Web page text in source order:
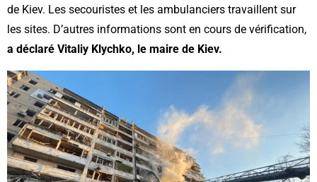
de Kiev. Les secouristes et les ambulanciers travaillent sur
les sites. D’autres informations sont en cours de vérification,
a déclaré Vitaliy Klychko, le maire de Kiev.